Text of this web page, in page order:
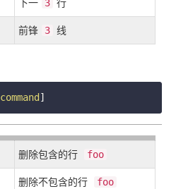
下一 3 行
前锋 3 线
command
删除包含的行 foo
删除不包含的行 foo